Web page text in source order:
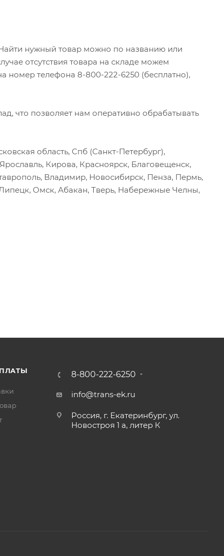
нужный товар можно по названию или
отсутствия товара на складе можем
номер телефона 8-800-222-6250 (бесплатно),
что позволяет нам оперативно обрабатывать
область, Спб (Санкт-Петербург),
Кирова, Красноярск, Благовещенск,
Владимир, Новосибирск, Пенза, Пермь,
Омск, Абакан, Тверь, Набережные Челны,
8-800-222-6250
info@trans-ek.ru
Россия, г. Екатеринбург, ул.
Новостроя 1 а, литер К